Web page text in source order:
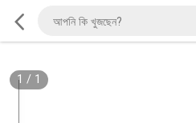
1 / 1